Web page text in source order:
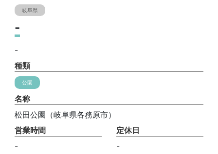
岐阜県
-
-
種類
公園
名称
松田公園（岐阜県各務原市）
営業時間
-
定休日
-